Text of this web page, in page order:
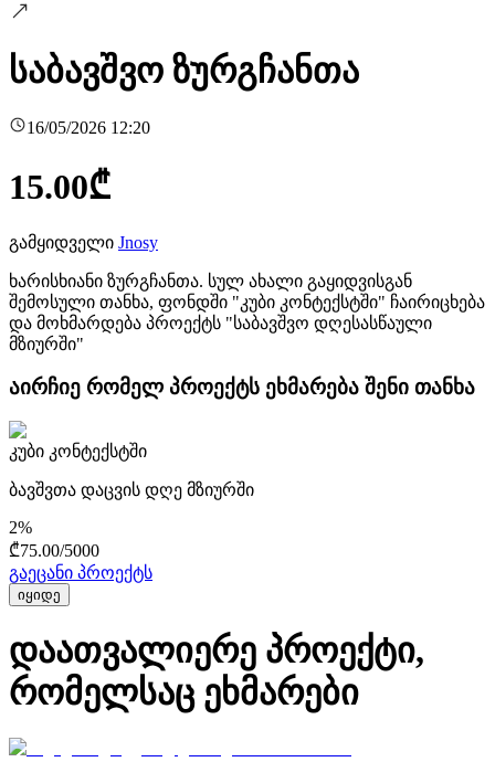
საბავშვო ზურგჩანთა
16/05/2026 12:20
15.00₾
გამყიდველი Jnosy
ხარისხიანი ზურგჩანთა. სულ ახალი გაყიდვისგან
შემოსული თანხა, ფონდში "კუბი კონტექსტში" ჩაირიცხება
და მოხმარდება პროექტს "საბავშვო დღესასწაული
მზიურში"
აირჩიე რომელ პროექტს ეხმარება შენი თანხა
კუბი კონტექსტში
ბავშვთა დაცვის დღე მზიურში
2%
₾75.00/5000
გაეცანი პროექტს
იყიდე
დაათვალიერე პროექტი,
რომელსაც ეხმარები